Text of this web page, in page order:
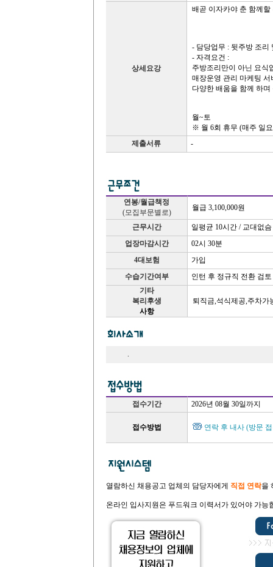
상세요강
배곧 이자카야 춘 함께
- 담당업무 : 뒷주방 조리
- 자격요건 :
주방조리만이 아닌 요식
매장운영 관리 마케팅 서
다양한 배움을 함께 하
월~토
※ 월 6회 휴무 (매주 일
제출서류
-
연봉/월급책정
(모집부문별로)
월급 3,100,000원
근무시간
일평균 10시간 / 교대없슴
업장마감시간
02시 30분
4대보험
가입
수습기간여부
인턴 후 정규직 전환 검토
기타
복리후생
사항
퇴직금,석식제공,주차가
.
접수기간 2026년 08월 30일까지
접수방법 연락 후 내사 (방문
열람하신 채용공고 업체의 담당자에게 직접 연락을
온라인 입사지원은 푸드워크 이력서가 있어야 가